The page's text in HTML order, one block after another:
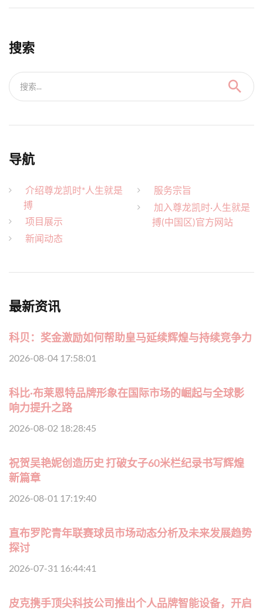
搜索
搜索...
导航
介绍尊龙凯时*人生就是
搏
项目展示
新闻动态
服务宗旨
加入尊龙凯时·人生就是
搏(中国区)官方网站
最新资讯
科贝：奖金激励如何帮助皇马延续辉煌与持续竞争力
2026-08-04 17:58:01
科比·布莱恩特品牌形象在国际市场的崛起与全球影
响力提升之路
2026-08-02 18:28:45
祝贺吴艳妮创造历史 打破女子60米栏纪录书写辉煌
新篇章
2026-08-01 17:19:40
直布罗陀青年联赛球员市场动态分析及未来发展趋势
探讨
2026-07-31 16:44:41
皮克携手顶尖科技公司推出个人品牌智能设备，开启